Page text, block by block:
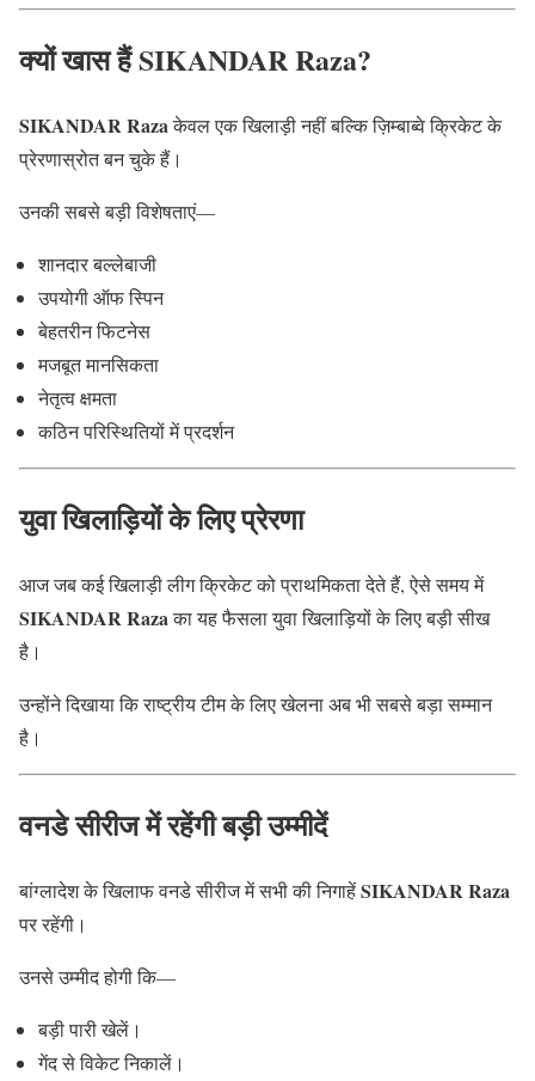
क्यों खास हैं SIKANDAR Raza?
SIKANDAR Razaकेवल एक खिलाड़ी नहीं बल्कि ज़िम्बाब्वे क्रिकेट के
प्रेरणास्रोत बन चुके हैं।
उनकी सबसे बड़ी विशेषताएं—
शानदार बल्लेबाजी
उपयोगी ऑफ स्पिन
बेहतरीन फिटनेस
मजबूत मानसिकता
नेतृत्व क्षमता
कठिन परिस्थितियों में प्रदर्शन
युवा खिलाड़ियों के लिए प्रेरणा
आज जब कई खिलाड़ी लीग क्रिकेट को प्राथमिकता देते हैं, ऐसे समय में
SIKANDAR Razaका यह फैसला युवा खिलाड़ियों के लिए बड़ी सीख
है।
उन्होंने दिखाया कि राष्ट्रीय टीम के लिए खेलना अब भी सबसे बड़ा सम्मान
है।
वनडे सीरीज में रहेंगी बड़ी उम्मीदें
बांग्लादेश के खिलाफ वनडे सीरीज में सभी की निगाहेंSIKANDAR Raza
पर रहेंगी।
उनसे उम्मीद होगी कि—
बड़ी पारी खेलें।
गेंद से विकेट निकालें।